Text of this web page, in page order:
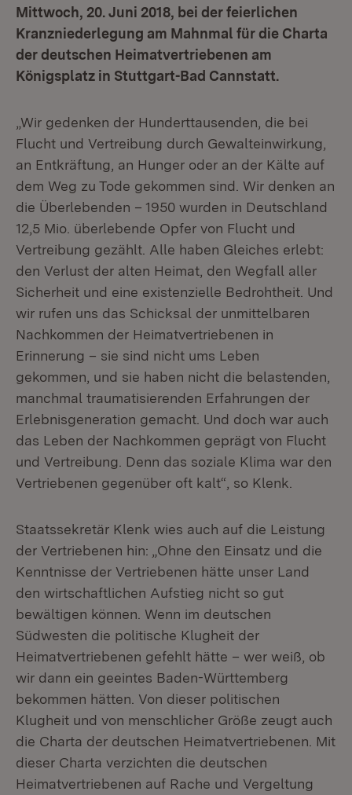
Mittwoch, 20. Juni 2018, bei der feierlichen
Kranzniederlegung am Mahnmal für die Charta
der deutschen Heimatvertriebenen am
Königsplatz in Stuttgart-Bad Cannstatt.
„Wir gedenken der Hunderttausenden, die bei
Flucht und Vertreibung durch Gewalteinwirkung,
an Entkräftung, an Hunger oder an der Kälte auf
dem Weg zu Tode gekommen sind. Wir denken an
die Überlebenden – 1950 wurden in Deutschland
12,5 Mio. überlebende Opfer von Flucht und
Vertreibung gezählt. Alle haben Gleiches erlebt:
den Verlust der alten Heimat, den Wegfall aller
Sicherheit und eine existenzielle Bedrohtheit. Und
wir rufen uns das Schicksal der unmittelbaren
Nachkommen der Heimatvertriebenen in
Erinnerung – sie sind nicht ums Leben
gekommen, und sie haben nicht die belastenden,
manchmal traumatisierenden Erfahrungen der
Erlebnisgeneration gemacht. Und doch war auch
das Leben der Nachkommen geprägt von Flucht
und Vertreibung. Denn das soziale Klima war den
Vertriebenen gegenüber oft kalt“, so Klenk.
Staatssekretär Klenk wies auch auf die Leistung
der Vertriebenen hin: „Ohne den Einsatz und die
Kenntnisse der Vertriebenen hätte unser Land
den wirtschaftlichen Aufstieg nicht so gut
bewältigen können. Wenn im deutschen
Südwesten die politische Klugheit der
Heimatvertriebenen gefehlt hätte – wer weiß, ob
wir dann ein geeintes Baden-Württemberg
bekommen hätten. Von dieser politischen
Klugheit und von menschlicher Größe zeugt auch
die Charta der deutschen Heimatvertriebenen. Mit
dieser Charta verzichten die deutschen
Heimatvertriebenen auf Rache und Vergeltung